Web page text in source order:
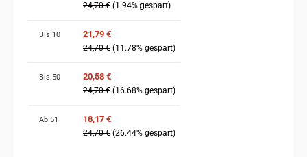
24,70 € (1.94% gespart)
Bis 10 21,79 €
24,70 € (11.78% gespart)
Bis 50 20,58 €
24,70 € (16.68% gespart)
Ab 51 18,17 €
24,70 € (26.44% gespart)